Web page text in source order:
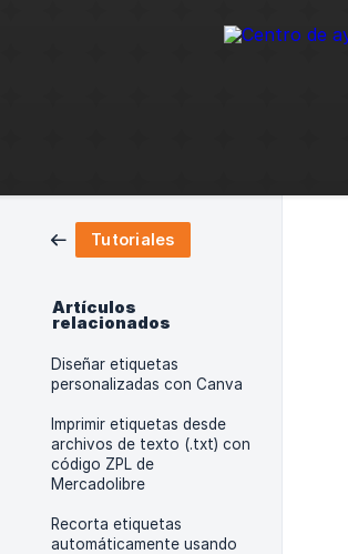
Tutoriales
Artículos
relacionados
Diseñar etiquetas
personalizadas con Canva
Imprimir etiquetas desde
archivos de texto (.txt) con
código ZPL de
Mercadolibre
Recorta etiquetas
automáticamente usando